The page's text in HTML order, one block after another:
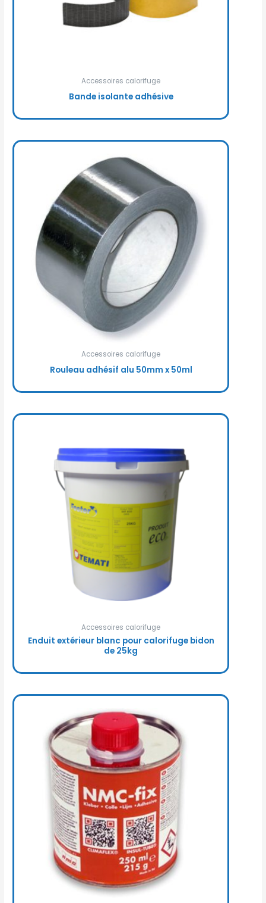
Accessoires calorifuge
Bande isolante adhésive
Accessoires calorifuge
Rouleau adhésif alu 50mm x 50ml
Accessoires calorifuge
Enduit extérieur blanc pour calorifuge bidon
de 25kg